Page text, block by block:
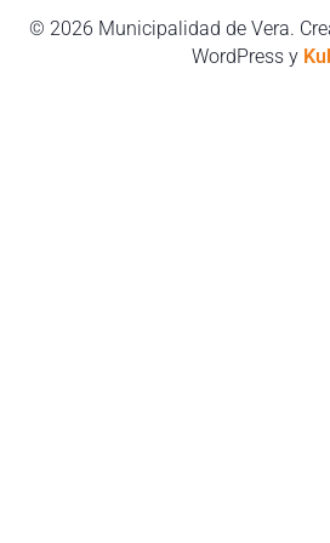
© 2026 Municipalidad de Vera.
WordPress y